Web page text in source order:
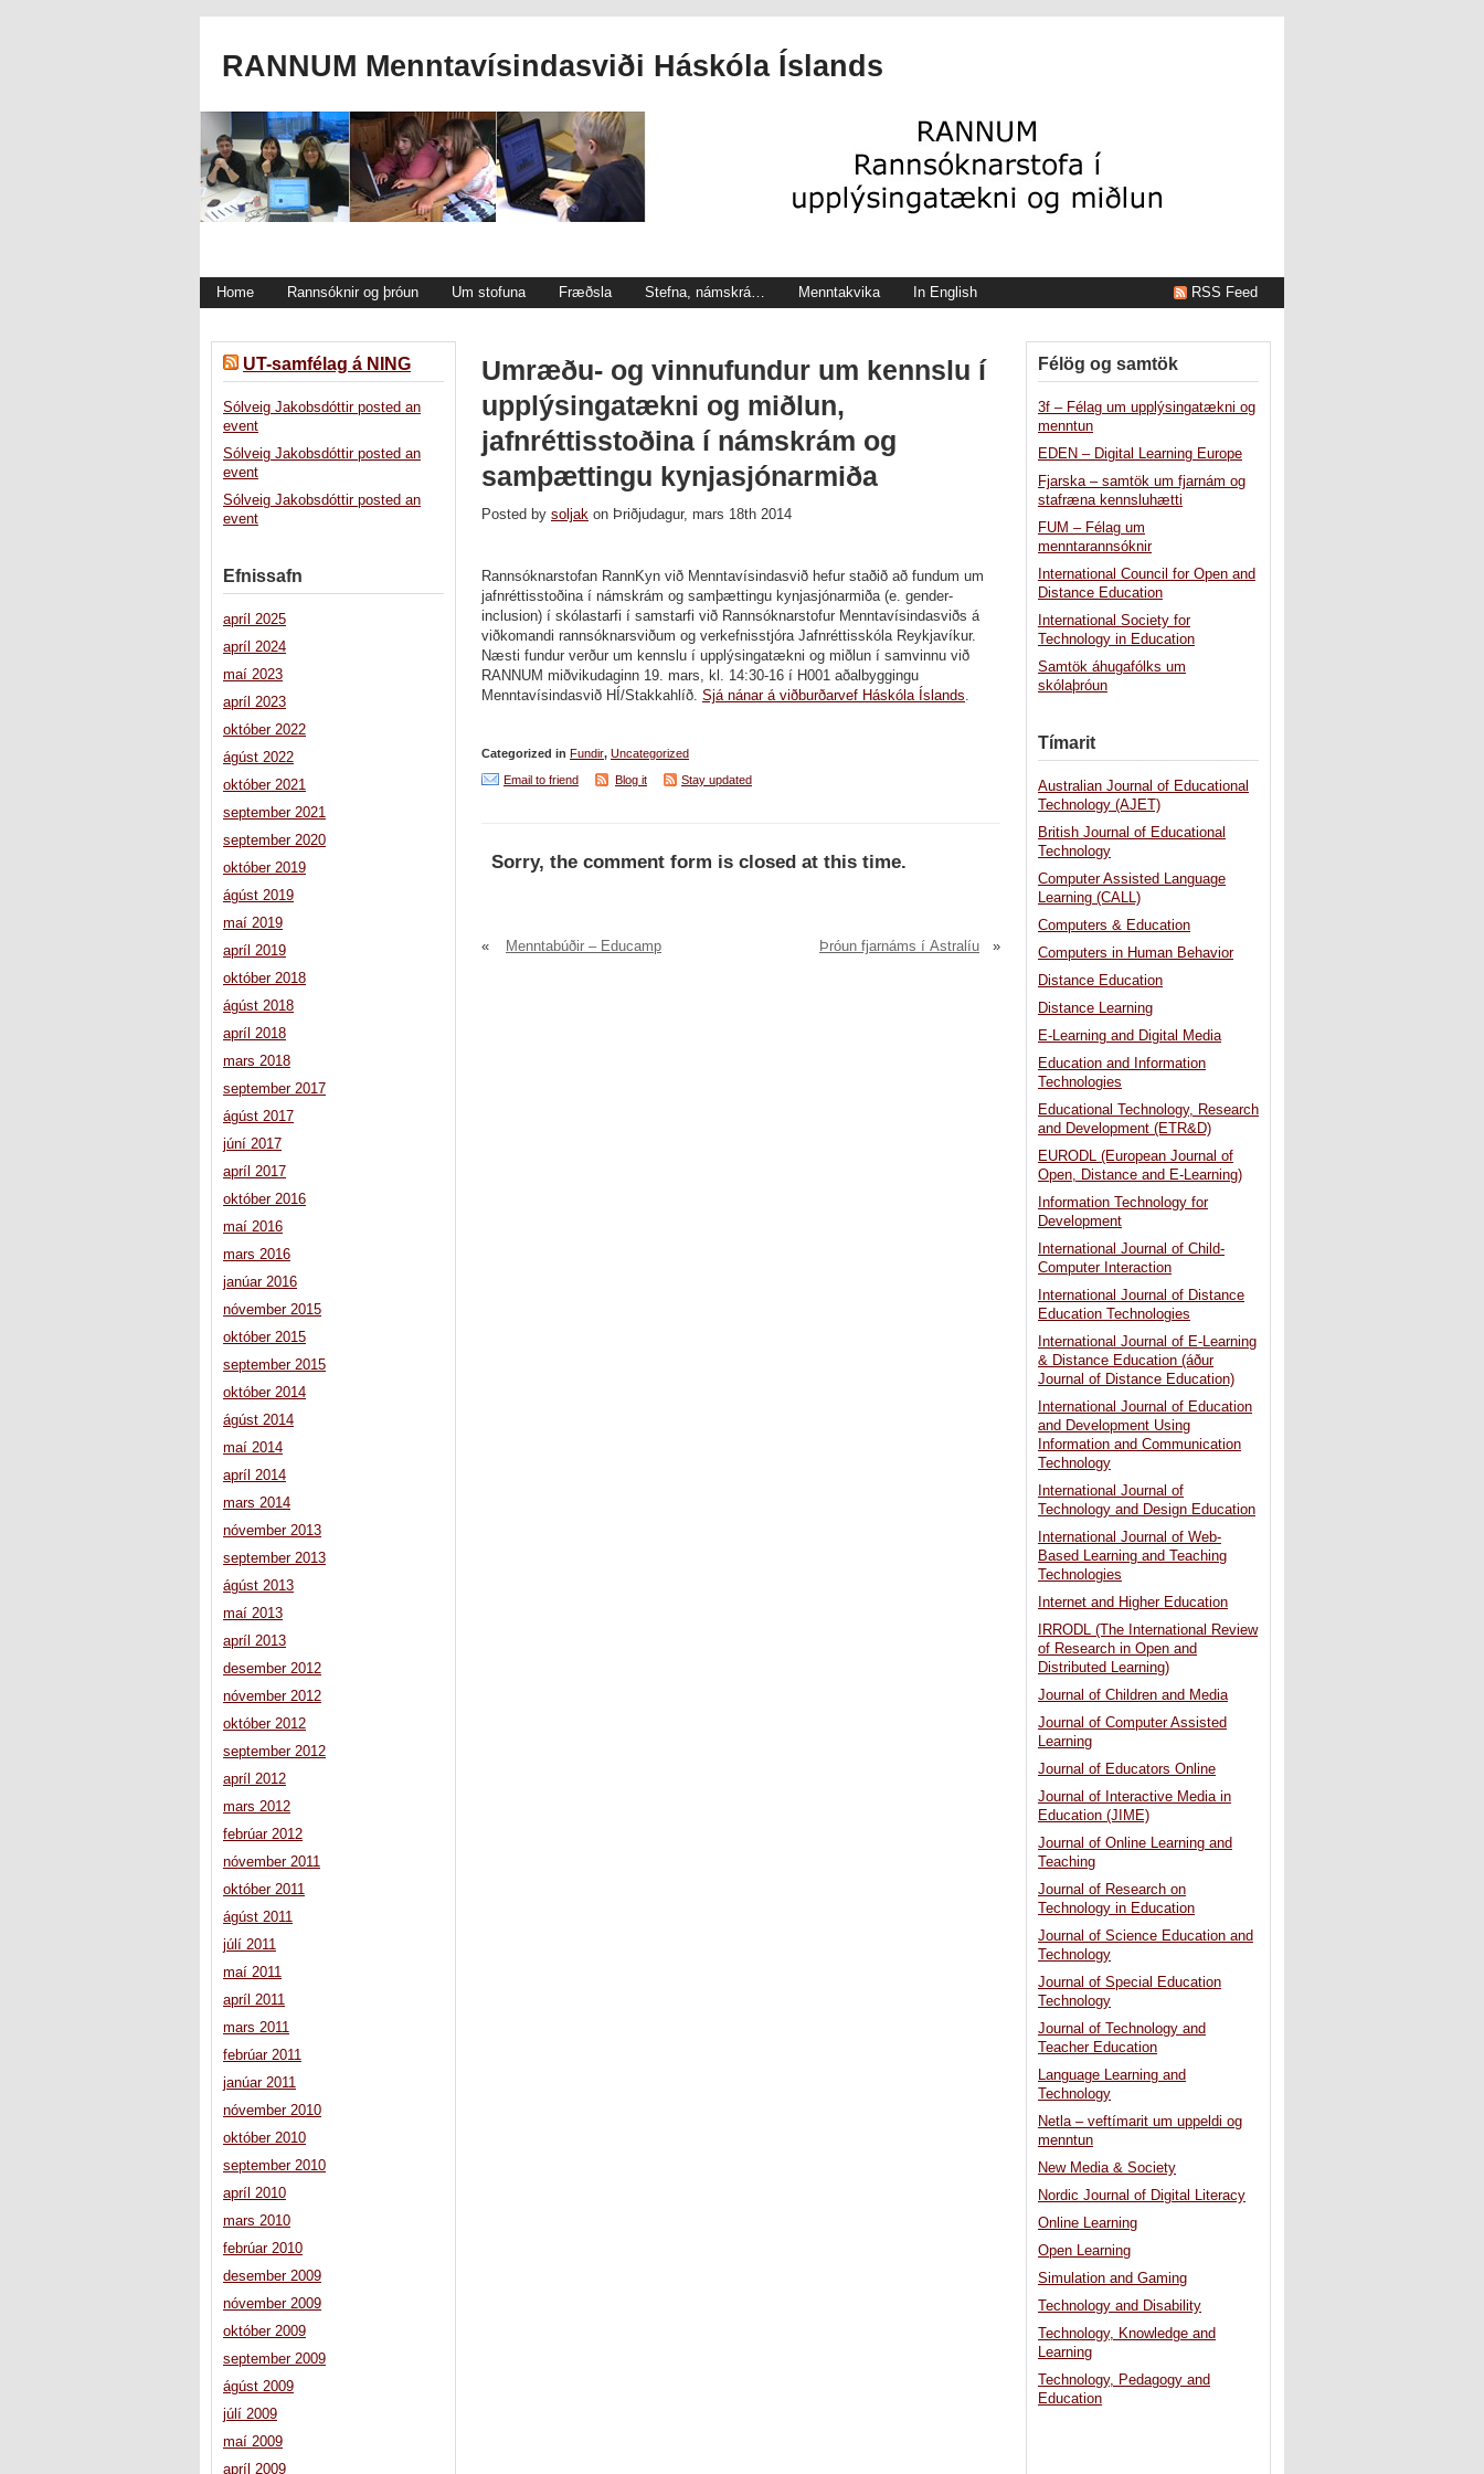
RANNUM Menntavísindasviði Háskóla Íslands
Home Rannsóknir og þróun Um stofuna Fræðsla Stefna, námskrá… Menntakvika In English RSS Feed
Umræðu- og vinnufundur um kennslu í
upplýsingatækni og miðlun,
jafnréttisstoðina í námskrám og
samþættingu kynjasjónarmiða
Posted by soljak on Þriðjudagur, mars 18th 2014
Rannsóknarstofan RannKyn við Menntavísindasvið hefur staðið að fundum um
jafnréttisstoðina í námskrám og samþættingu kynjasjónarmiða (e. gender-
inclusion) í skólastarfi í samstarfi við Rannsóknarstofur Menntavísindasviðs á
viðkomandi rannsóknarsviðum og verkefnisstjóra Jafnréttisskóla Reykjavíkur.
Næsti fundur verður um kennslu í upplýsingatækni og miðlun í samvinnu við
RANNUM miðvikudaginn 19. mars, kl. 14:30-16 í H001 aðalbyggingu
Menntavísindasvið HÍ/Stakkahlíð. Sjá nánar á viðburðarvef Háskóla Íslands
Categorized in Fundir, Uncategorized
Email to friend
Blog it Stay updated
Sorry, the comment form is closed at this time.
« Menntabúðir – Educamp Þróun fjarnáms í Ástralíu »
Félög og samtök
3f – Félag um upplýsingatækni og
menntun
EDEN – Digital Learning Europe
Fjarska – samtök um fjarnám og
stafræna kennsluhætti
FUM – Félag um
menntarannsóknir
International Council for Open and
Distance Education
International Society for
Technology in Education
Samtök áhugafólks um
skólaþróun
Tímarit
Australian Journal of Educational
Technology (AJET)
British Journal of Educational
Technology
Computer Assisted Language
Learning (CALL)
Computers & Education
Computers in Human Behavior
Distance Education
Distance Learning
E-Learning and Digital Media
Education and Information
Technologies
Educational Technology, Research
and Development (ETR&D)
EURODL (European Journal of
Open, Distance and E-Learning)
Information Technology for
Development
International Journal of Child-
Computer Interaction
International Journal of Distance
Education Technologies
International Journal of E-Learning
& Distance Education (áður
Journal of Distance Education)
International Journal of Education
and Development Using
Information and Communication
Technology
International Journal of
Technology and Design Education
International Journal of Web-
Based Learning and Teaching
Technologies
Internet and Higher Education
IRRODL (The International Review
of Research in Open and
Distributed Learning)
Journal of Children and Media
Journal of Computer Assisted
Learning
Journal of Educators Online
Journal of Interactive Media in
Education (JIME)
Journal of Online Learning and
Teaching
Journal of Research on
Technology in Education
Journal of Science Education and
Technology
Journal of Special Education
Technology
Journal of Technology and
Teacher Education
Language Learning and
Technology
Netla – veftímarit um uppeldi og
menntun
New Media & Society
Nordic Journal of Digital Literacy
Online Learning
Open Learning
Simulation and Gaming
Technology and Disability
Technology, Knowledge and
Learning
Technology, Pedagogy and
Education
UT-samfélag á NING
Sólveig Jakobsdóttir posted an
event
Sólveig Jakobsdóttir posted an
event
Sólveig Jakobsdóttir posted an
event
Efnissafn
apríl 2025
apríl 2024
maí 2023
apríl 2023
október 2022
ágúst 2022
október 2021
september 2021
september 2020
október 2019
ágúst 2019
maí 2019
apríl 2019
október 2018
ágúst 2018
apríl 2018
mars 2018
september 2017
ágúst 2017
júní 2017
apríl 2017
október 2016
maí 2016
mars 2016
janúar 2016
nóvember 2015
október 2015
september 2015
október 2014
ágúst 2014
maí 2014
apríl 2014
mars 2014
nóvember 2013
september 2013
ágúst 2013
maí 2013
apríl 2013
desember 2012
nóvember 2012
október 2012
september 2012
apríl 2012
mars 2012
febrúar 2012
nóvember 2011
október 2011
ágúst 2011
júlí 2011
maí 2011
apríl 2011
mars 2011
febrúar 2011
janúar 2011
nóvember 2010
október 2010
september 2010
apríl 2010
mars 2010
febrúar 2010
desember 2009
nóvember 2009
október 2009
september 2009
ágúst 2009
júlí 2009
maí 2009
apríl 2009